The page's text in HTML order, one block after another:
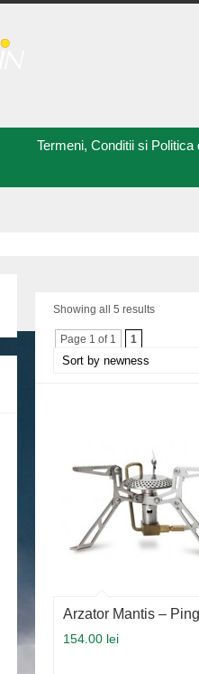
Termeni, Conditii si Politica
Showing all 5 results
Page 1 of 1 1
Arzator Mantis –
154.00 lei